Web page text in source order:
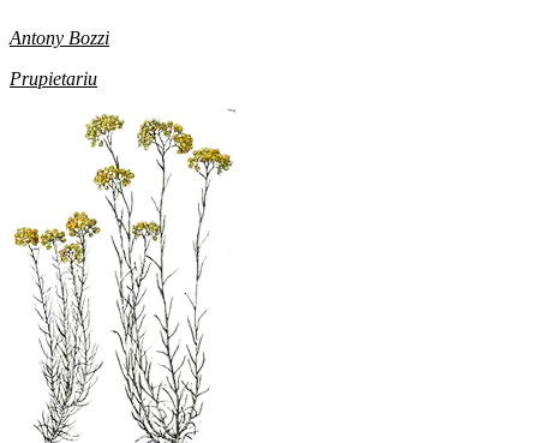
Antony Bozzi
Prupietariu